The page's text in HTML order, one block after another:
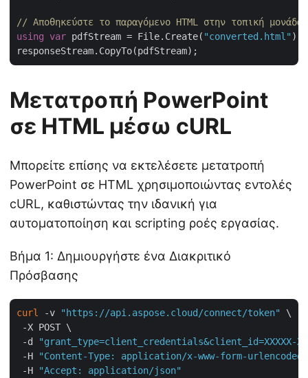
// Αποθηκεύστε το παραγόμενο HTML στην τοπική μονάδα
using
var pdfStream = File.Create( "converted.html" );
Μετατροπή PowerPoint
σε HTML μέσω cURL
Μπορείτε επίσης να εκτελέσετε μετατροπή
PowerPoint σε HTML χρησιμοποιώντας εντολές
cURL, καθιστώντας την ιδανική για
αυτοματοποίηση και scripting ροές εργασίας.
Βήμα 1: Δημιουργήστε ένα Διακριτικό
Πρόσβασης
curl -v "https://api.aspose.cloud/connect/token"
\
-X POST \
-d
"grant_type=client_credentials&client_id=XXXXX-
-H
"Content-Type: application/x-www-form-urlencoded"
-H
"Accept: application/json"